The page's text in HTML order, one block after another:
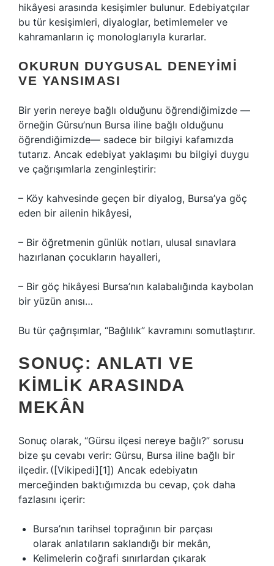
hikâyesi arasında kesişimler bulunur. Edebiyatçılar
bu tür kesişimleri, diyaloglar, betimlemeler ve
kahramanların iç monologlarıyla kurarlar.
OKURUN DUYGUSAL DENEYIMI
VE YANSIMASI
Bir yerin nereye bağlı olduğunu öğrendiğimizde —
örneğin Gürsu’nun Bursa iline bağlı olduğunu
öğrendiğimizde— sadece bir bilgiyi kafamızda
tutarız. Ancak edebiyat yaklaşımı bu bilgiyi duygu
ve çağrışımlarla zenginleştirir:
– Köy kahvesinde geçen bir diyalog, Bursa’ya göç
eden bir ailenin hikâyesi,
– Bir öğretmenin günlük notları, ulusal sınavlara
hazırlanan çocukların hayalleri,
– Bir göç hikâyesi Bursa’nın kalabalığında kaybolan
bir yüzün anısı…
Bu tür çağrışımlar, “Bağlılık” kavramını somutlaştırır.
SONUÇ: ANLATI VE
KIMLIK ARASINDA
MEKÂN
Sonuç olarak, “Gürsu ilçesi nereye bağlı?” sorusu
bize şu cevabı verir: Gürsu, Bursa iline bağlı bir
ilçedir. ([Vikipedi][1]) Ancak edebiyatın
merceğinden baktığımızda bu cevap, çok daha
fazlasını içerir:
Bursa’nın tarihsel toprağının bir parçası
olarak anlatıların saklandığı bir mekân,
Kelimelerin coğrafi sınırlardan çıkarak